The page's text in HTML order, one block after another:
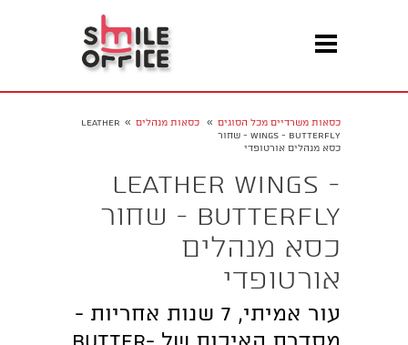
כסאות משרדיים מכל הסוגים » כסאות מנהלים »
Leather
Wings - Butterfly - שחור
כסא מנהלים אורטופדי
Leather Wings -
Butterfly - שחור
כסא מנהלים
אורטופדי
עור אמיתי, 7 שנות אחריות -